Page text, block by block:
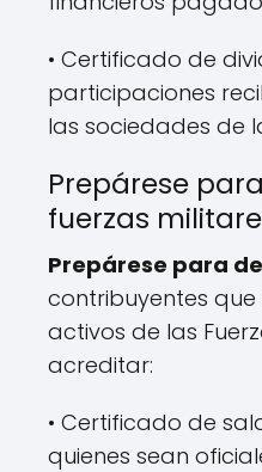
• Certificado de
participaciones
las sociedades de
Prepárese
fuerzas
Prepárese para
contribuyentes
activos de las
acreditar:
• Certificado de
quienes sean